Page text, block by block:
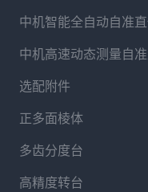
中机智能全自动自准
中机高速动态测量自
选配附件
正多面棱体
多齿分度台
高精度转台